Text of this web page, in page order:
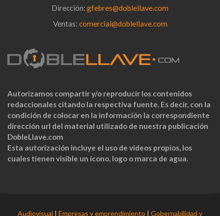
Dirección: gfebres@doblellave.com
Ventas: comercial@doblellave.com
Autorizamos compartir y/o reproducir los contenidos
redaccionales citando la respectiva fuente. Es decir, con la
condición de colocar en la información la correspondiente
dirección url del material utilizado de nuestra publicación
DobleLlave.com
Esta autorización incluye el uso de videos propios, los
cuales tienen visible un ícono, logo o marca de agua.
Audiovisual | Empresas y emprendimiento | Gobernabilidad y